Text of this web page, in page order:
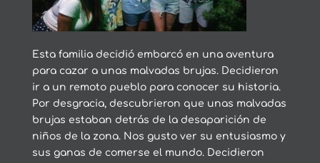
Esta familia decidió embarcó en una aventura
para cazar a unas malvadas brujas. Decidieron
ir a un remoto pueblo para conocer su historia.
Por desgracia, descubrieron que unas malvadas
brujas estaban detrás de la desaparición de
niños de la zona. Nos gusto ver su entusiasmo y
sus ganas de comerse el mundo. Decidieron